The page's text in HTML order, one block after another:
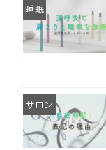
睡眠
サロン